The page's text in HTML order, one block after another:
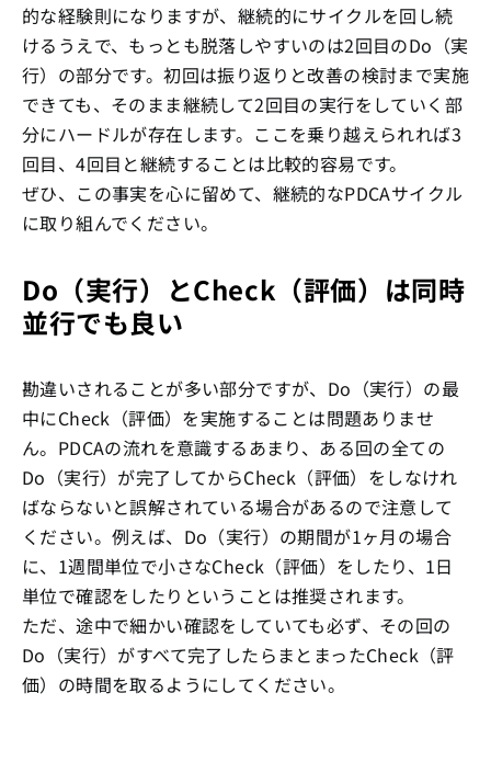
的な経験則になりますが、継続的にサイクルを回し続
けるうえで、もっとも脱落しやすいのは2回目のDo（実
行）の部分です。初回は振り返りと改善の検討まで実施
できても、そのまま継続して2回目の実行をしていく部
分にハードルが存在します。ここを乗り越えられれば3
回目、4回目と継続することは比較的容易です。
ぜひ、この事実を心に留めて、継続的なPDCAサイクル
に取り組んでください。
Do（実行）とCheck（評価）は同時
並行でも良い
勘違いされることが多い部分ですが、Do（実行）の最
中にCheck（評価）を実施することは問題ありませ
ん。PDCAの流れを意識するあまり、ある回の全ての
Do（実行）が完了してからCheck（評価）をしなけれ
ばならないと誤解されている場合があるので注意して
ください。例えば、Do（実行）の期間が1ヶ月の場合
に、1週間単位で小さなCheck（評価）をしたり、1日
単位で確認をしたりということは推奨されます。
ただ、途中で細かい確認をしていても必ず、その回の
Do（実行）がすべて完了したらまとまったCheck（評
価）の時間を取るようにしてください。